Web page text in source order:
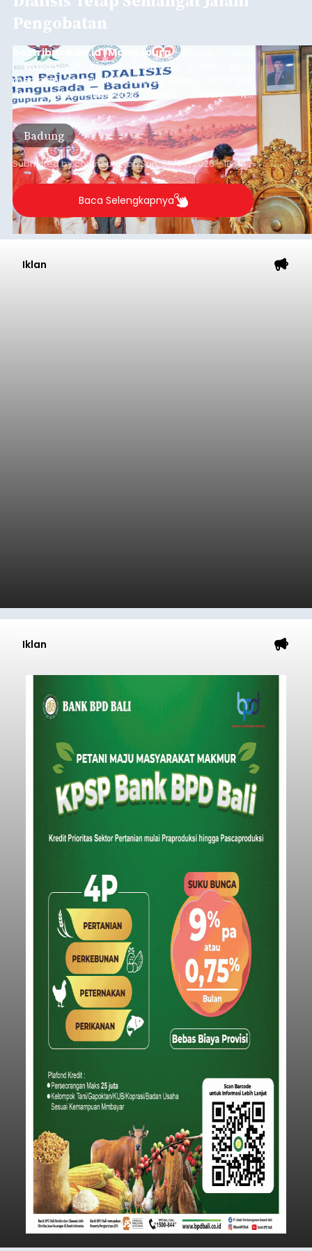
Pengobatan
balitribune.co.id | Mangupura- Bupati Badung
I Wayan Adi Arnawa meminta pasien yang
menjalani terapi dialisis untuk tetap semangat
dan tidak berputus asa. Pesan itu
disampaikannya saat menghadiri Sarasehan
Pejuang Dialisis yang digelar RSD Mangusada di
Ruang Kertha Gosana, Puspem Badung, Minggu
(9/8/2026).
Badung
Submitted bycontributoronSun, 08/09/2026 - 18:44
Baca Selengkapnya
Iklan
Iklan